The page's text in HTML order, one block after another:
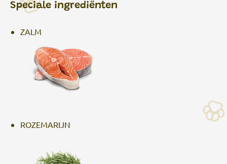
Speciale ingrediënten
ZALM
ROZEMARIJN